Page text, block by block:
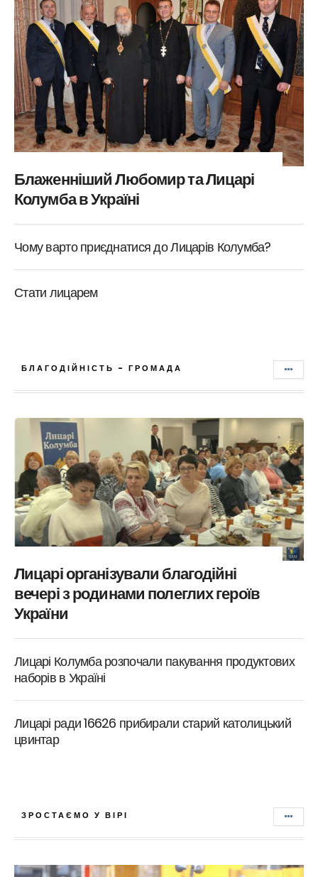
Блаженніший Любомир та Лицарі
Колумба в Україні
Чому варто приєднатися до Лицарів Колумба?
Стати лицарем
БЛАГОДІЙНІСТЬ - ГРОМАДА
Лицарі організували благодійні
вечері з родинами полеглих героїв
України
Лицарі Колумба розпочали пакування продуктових
наборів в Україні
Лицарі ради 16626 прибирали старий католицький
цвинтар
ЗРОСТАЄМО У ВІРІ